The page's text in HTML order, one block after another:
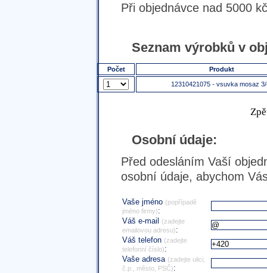
Při objednávce nad 5000
Seznam výrobků v
Počet Produkt
12310421075 - vsuvka mosaz
Osobní údaje:
Před odesláním Vaší
osobní údaje, abychom
Vaše jméno (popřípadě
jméno firmy):
Váš e-mail
(zadejte
emailovou adresu):
Váš telefon (zadejte
telefonní číslo):
Vaše adresa (zadejte ulici,
č.p., město, PSČ):